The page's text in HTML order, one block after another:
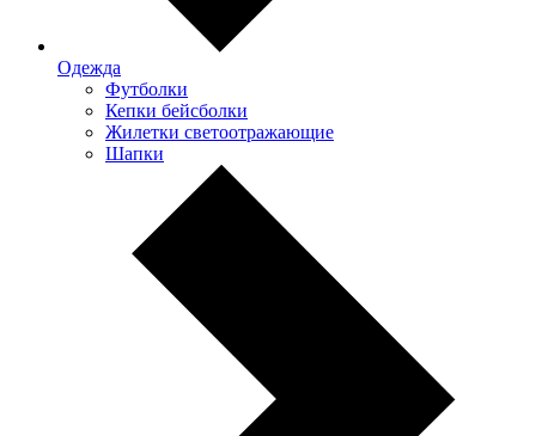
Одежда
Футболки
Кепки бейсболки
Жилетки светоотражающие
Шапки